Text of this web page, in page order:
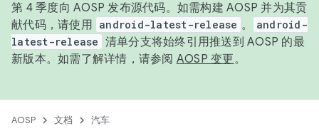
第 4 季度向 AOSP 发布源代码。如需构建 AOSP 并为其贡
献代码，请使用 android-latest-release 。
android-
latest-release 清单分支将始终引用推送到 AOSP 的最
新版本。如需了解详情，请参阅 AOSP 变更。
AOSP 文档 汽车